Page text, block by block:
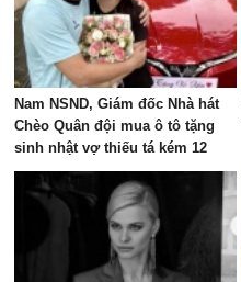
Nam NSND, Giám đốc Nhà hát
Chèo Quân đội mua ô tô tặng
sinh nhật vợ thiếu tá kém 12
tuổi